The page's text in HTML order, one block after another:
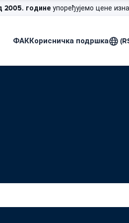
2005. године упоређујемо цене
ФАККорисничка подршка